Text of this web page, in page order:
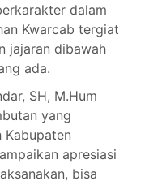
dalam
Kwarcab tergiat
jajaran dibawah
ada.
SH, M.Hum
yang
Kabupaten
apresiasi
bisa